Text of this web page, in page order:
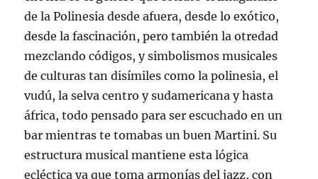
de la Polinesia desde afuera, desde lo exótico,
desde la fascinación, pero también la otredad
mezclando códigos, y simbolismos musicales
de culturas tan disímiles como la polinesia, el
vudú, la selva centro y sudamericana y hasta
áfrica, todo pensado para ser escuchado en un
bar mientras te tomabas un buen Martini. Su
estructura musical mantiene esta lógica
ecléctica ya que toma armonías del jazz, con